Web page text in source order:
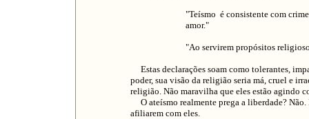
"Teísmo é consistente com
amor."
"Ao servirem propósitos
Estas declarações soam como tolerantes,
poder, sua visão da religião seria má, cruel e
religião. Não maravilha que eles estão agindo
O ateísmo realmente prega a liberdade? Não.
afiliarem com eles.